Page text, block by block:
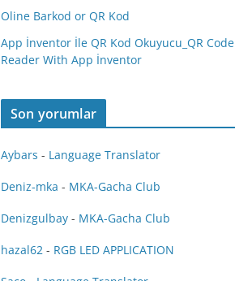
Oline Barkod or QR Kod
App İnventor İle QR Kod Okuyucu_QR Code
Reader With App İnventor
Son yorumlar
Aybars - Language Translator
Deniz-mka - MKA-Gacha Club
Denizgulbay - MKA-Gacha Club
hazal62 - RGB LED APPLICATION